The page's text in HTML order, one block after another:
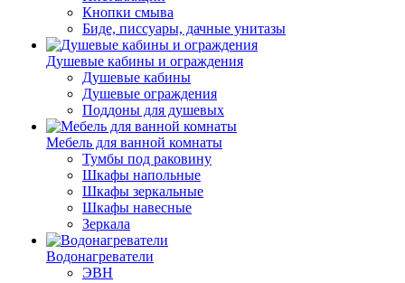
Кнопки смыва
Биде, писсуары, дачные унитазы
Душевые кабины и ограждения
Душевые кабины
Душевые ограждения
Поддоны для душевых
Мебель для ванной комнаты
Тумбы под раковину
Шкафы напольные
Шкафы зеркальные
Шкафы навесные
Зеркала
Водонагреватели
ЭВН